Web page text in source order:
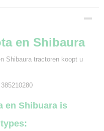
en Shibaura
Shibaura tractoren koopt u
en Shibuara is